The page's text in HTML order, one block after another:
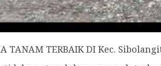
TANAM TERBAIK DI Kec.